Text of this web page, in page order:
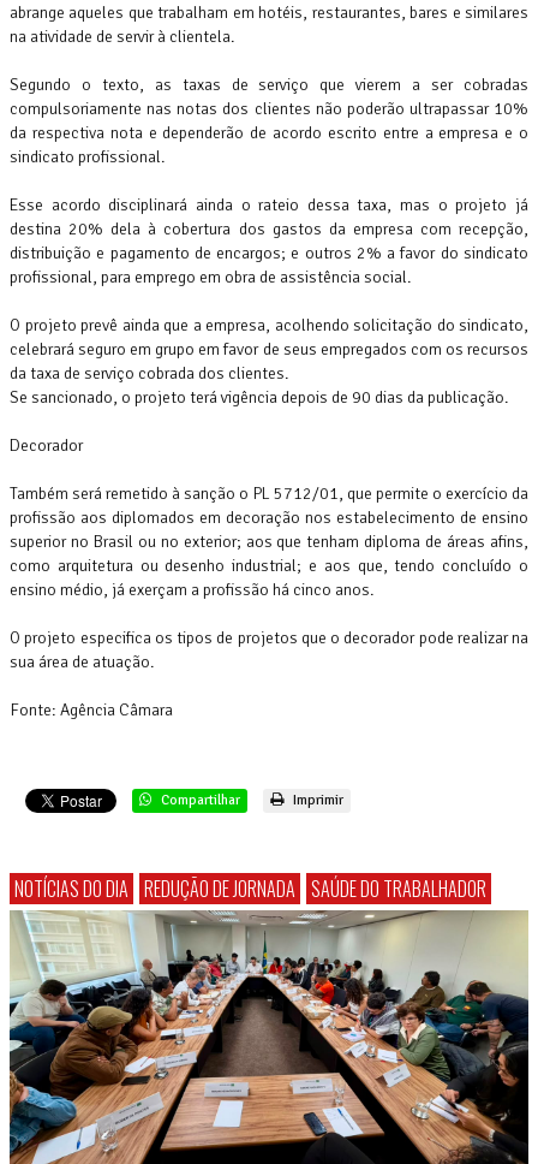
abrange aqueles que trabalham em hotéis, restaurantes, bares e similares
na atividade de servir à clientela.
Segundo o texto, as taxas de serviço que vierem a ser cobradas
compulsoriamente nas notas dos clientes não poderão ultrapassar 10%
da respectiva nota e dependerão de acordo escrito entre a empresa e o
sindicato profissional.
Esse acordo disciplinará ainda o rateio dessa taxa, mas o projeto já
destina 20% dela à cobertura dos gastos da empresa com recepção,
distribuição e pagamento de encargos; e outros 2% a favor do sindicato
profissional, para emprego em obra de assistência social.
O projeto prevê ainda que a empresa, acolhendo solicitação do sindicato,
celebrará seguro em grupo em favor de seus empregados com os recursos
da taxa de serviço cobrada dos clientes.
Se sancionado, o projeto terá vigência depois de 90 dias da publicação.
Decorador
Também será remetido à sanção o PL 5712/01, que permite o exercício da
profissão aos diplomados em decoração nos estabelecimento de ensino
superior no Brasil ou no exterior; aos que tenham diploma de áreas afins,
como arquitetura ou desenho industrial; e aos que, tendo concluído o
ensino médio, já exerçam a profissão há cinco anos.
O projeto especifica os tipos de projetos que o decorador pode realizar na
sua área de atuação.
Fonte: Agência Câmara
Compartilhar Imprimir
NOTÍCIAS DO DIA REDUÇÃO DE JORNADA SAÚDE DO TRABALHADOR